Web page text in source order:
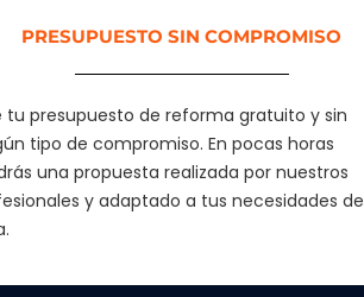
PRESUPUESTO SIN COMPROMISO
tu presupuesto de reforma gratuito y sin
tipo de compromiso. En pocas horas
una propuesta realizada por nuestros
y adaptado a tus necesidades de